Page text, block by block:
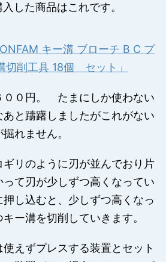
した商品はこれです。
キー溝 ブローチ B C プ
切削工具 18個 セット」
００円。 たまにしか使わない
と躊躇しましたがこれがない
れません。
リのように刃が並んでおり片
て刃が少しずつ高くなってい
押し込むと、少しずつ高くなっ
ー溝を切削していきます。
えずプレスする装置とセット